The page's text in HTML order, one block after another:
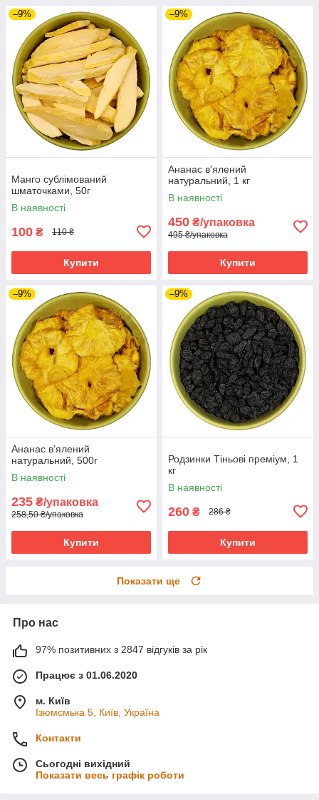
–9%
Манго сублімований
шматочками, 50г
В наявності
100 ₴ 110 ₴
Купити
–9%
Ананас в'ялений
натуральний, 1 кг
В наявності
450 ₴/упаковка
495 ₴/упаковка
Купити
–9%
Ананас в'ялений
натуральний, 500г
В наявності
235 ₴/упаковка
258,50 ₴/упаковка
Купити
–9%
Родзинки Тіньові преміум, 1
кг
В наявності
260 ₴ 286 ₴
Купити
Показати ще
Про нас
97% позитивних з 2847 відгуків за рік
Працює з 01.06.2020
м. Київ
Ізюмсмька 5, Київ, Україна
Контакти
Сьогодні вихідний
Показати весь графік роботи